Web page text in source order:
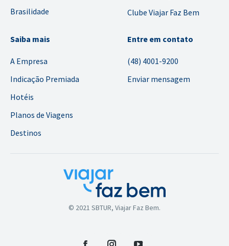
Brasilidade
Clube Viajar Faz Bem
Saiba mais
A Empresa
Indicação Premiada
Hotéis
Planos de Viagens
Destinos
Entre em contato
(48) 4001-9200
Enviar mensagem
© 2021 SBTUR, Viajar Faz Bem.